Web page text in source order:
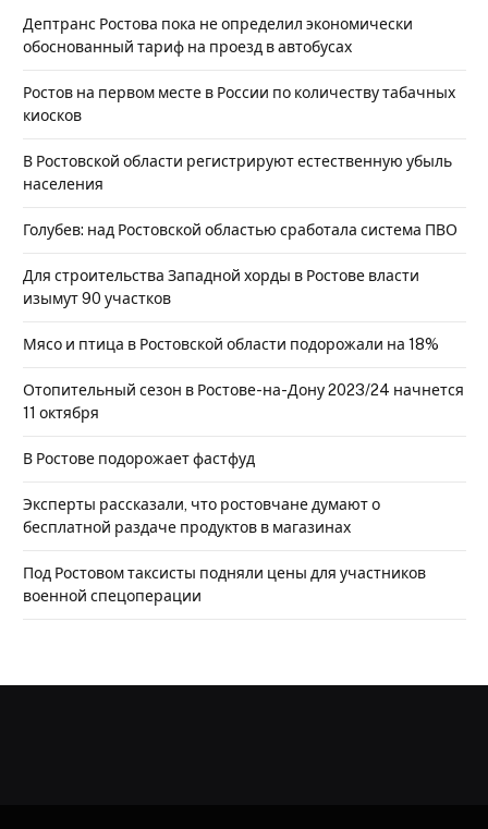
Дептранс Ростова пока не определил экономически
обоснованный тариф на проезд в автобусах
Ростов на первом месте в России по количеству табачных
киосков
В Ростовской области регистрируют естественную убыль
населения
Голубев: над Ростовской областью сработала система ПВО
Для строительства Западной хорды в Ростове власти
изымут 90 участков
Мясо и птица в Ростовской области подорожали на 18%
Отопительный сезон в Ростове-на-Дону 2023/24 начнется
11 октября
В Ростове подорожает фастфуд
Эксперты рассказали, что ростовчане думают о
бесплатной раздаче продуктов в магазинах
Под Ростовом таксисты подняли цены для участников
военной спецоперации